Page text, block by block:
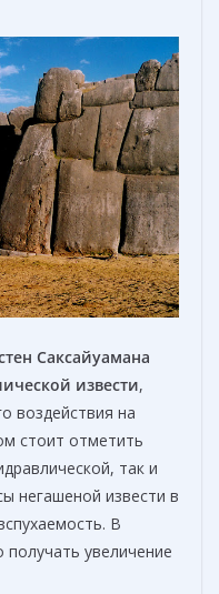
Саксайуамана
извести,
воздействия на
стоит отметить
так и
негашеной извести в
В
увеличение